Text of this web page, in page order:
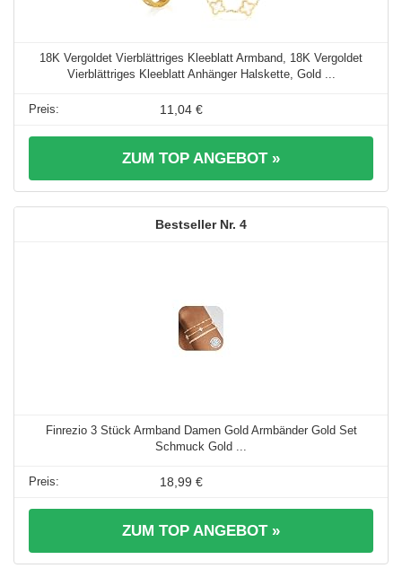
18K Vergoldet Vierblättriges Kleeblatt Armband, 18K Vergoldet
Vierblättriges Kleeblatt Anhänger Halskette, Gold ...
11,04 €
ZUM TOP ANGEBOT »
4
Finrezio 3 Stück Armband Damen Gold Armbänder Gold Set
Schmuck Gold ...
18,99 €
ZUM TOP ANGEBOT »